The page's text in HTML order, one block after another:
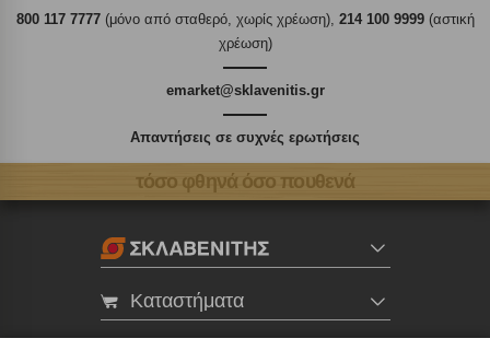
800 117 7777(μόνο από σταθερό, χωρίς χρέωση), 214 100 9999(αστική
χρέωση)
emarket@sklavenitis.gr
Απαντήσεις σε συχνές ερωτήσεις
τόσο φθηνά όσο πουθενά
Καταστήματα